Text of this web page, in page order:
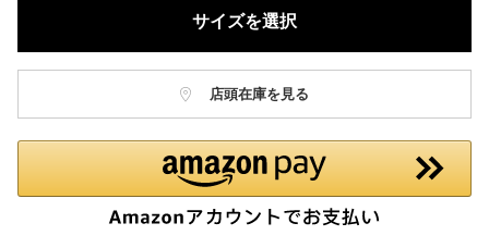
サイズを選択
店頭在庫を見る